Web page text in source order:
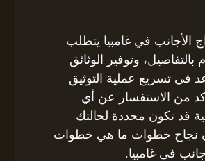
الأجانب في غامبيا يتطلب
بالتفاصيل، وتوفير الوثائق
في تسريع عملية التوثيق
من الاستفسار عن أي
قد تكون محددة لحالتك
نجاح خطوات ما هي خطوات
فى غامبيا.